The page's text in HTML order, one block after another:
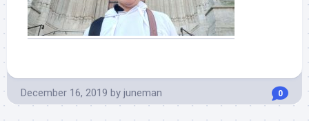
December 16, 2019 by juneman 0